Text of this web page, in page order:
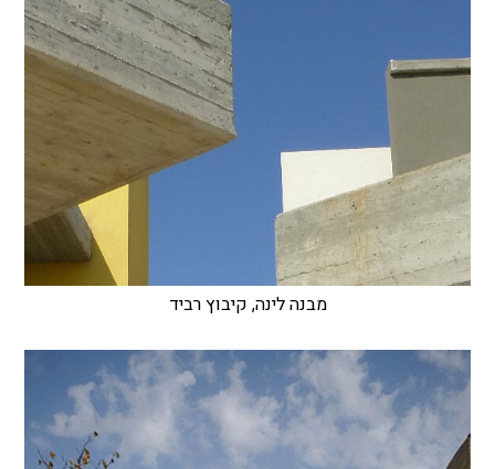
מבנה לינה, קיבוץ רביד